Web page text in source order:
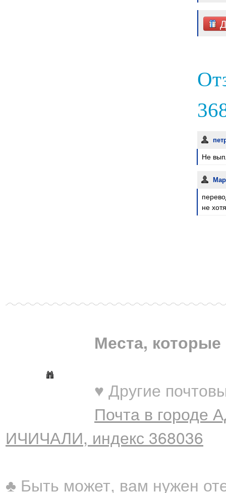
Не
не
Места, которые
♥ Другие
Почта в городе
ИЧИЧАЛИ, индекс 368036
♣ Быть может, вам нужен